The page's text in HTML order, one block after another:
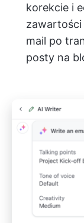
korekcie i
mail po
posty na